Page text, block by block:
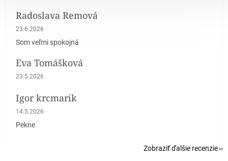
Radoslava Remová
Hodnotenie obchodu je 5 z 5 hviezdičiek.
23.6.2026
Som veľmi spokojná
Eva Tomášková
Hodnotenie obchodu je 5 z 5 hviezdičiek.
23.5.2026
Igor krcmarik
Hodnotenie obchodu je 5 z 5 hviezdičiek.
14.5.2026
Pekne
Zobraziť ďalšie recenzie